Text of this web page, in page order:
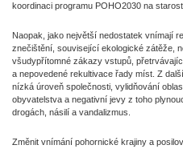
koordinaci programu POHO2030 na starost.
Naopak, jako největší nedostatek vnímají
znečištění, související ekologické zátěže,
všudypřítomné zákazy vstupů,
a nepovedené rekultivace řady míst. Z
nízká úroveň společnosti, vylidňování
obyvatelstva a negativní jevy z toho
drogách, násilí a vandalizmus.
Změnit vnímání pohornické krajiny a